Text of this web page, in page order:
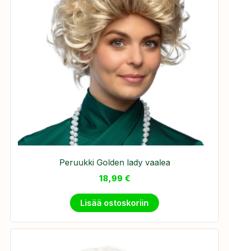
Peruukki Golden lady vaalea
18,99 €
Lisää ostoskoriin